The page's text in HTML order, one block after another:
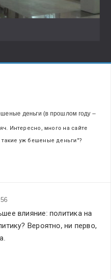
деньги (в прошлом году –
Интересно, много на сайте
уж бешеные деньги"?
влияние: политика на
Вероятно, ни перво,